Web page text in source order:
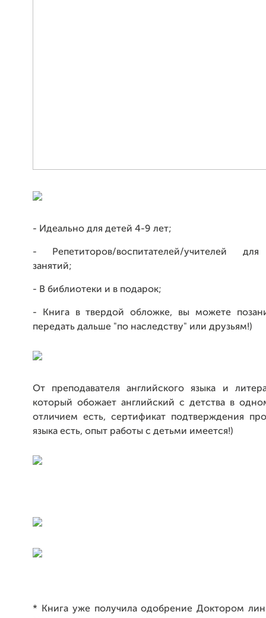
- Идеально для детей 4-9 лет;
- Репетиторов/воспитателей/учителей для
занятий;
- В библиотеки и в подарок;
- Книга в твердой обложке, вы можете
передать дальше "по наследству" или друзьям!)
От преподавателя английского языка и
который обожает английский с детства в
отличием есть, сертификат подтверждения
языка есть, опыт работы с детьми имеется!)
* Книга уже получила одобрение Доктором